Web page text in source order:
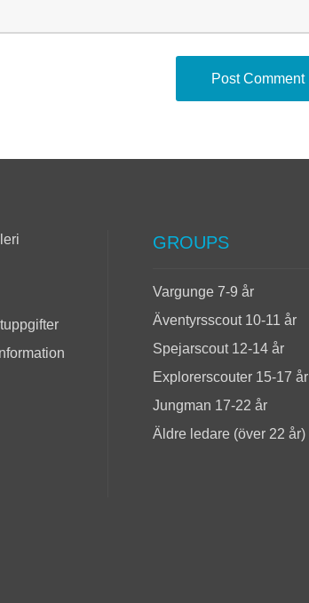
GROUPS
Vargunge 7-9 år
Äventyrsscout 10-11 år
Spejarscout 12-14 år
Explorerscouter 15-17 år
Jungman 17-22 år
Äldre ledare (över 22 år)